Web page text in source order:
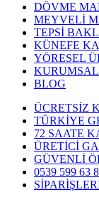
DÖVME
MEYVELİ
TEPSİ
KÜNEFE
YÖRESEL
KURUMSAL
BLOG
ÜCRETSİZ
TÜRKİYE
72 SAATE
ÜRETİCİ
GÜVENLİ
0539 599 63